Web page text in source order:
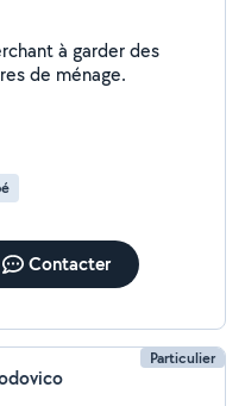
à garder des
de ménage.
Contacter
Particulier